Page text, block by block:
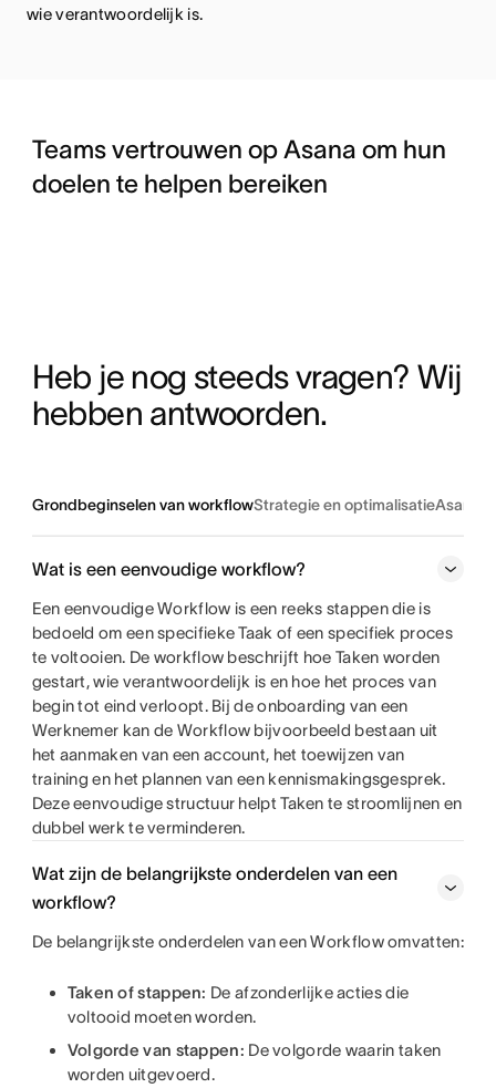
wie verantwoordelijk is.
Teams vertrouwen op Asana om hun
doelen te helpen bereiken
Heb je nog steeds vragen? Wij
hebben antwoorden.
Grondbeginselen van workflowStrategie en optimalisatieAsana-
Wat is een eenvoudige workflow?
Een eenvoudige Workflow is een reeks stappen die is
bedoeld om een specifieke Taak of een specifiek proces
te voltooien. De workflow beschrijft hoe Taken worden
gestart, wie verantwoordelijk is en hoe het proces van
begin tot eind verloopt. Bij de onboarding van een
Werknemer kan de Workflow bijvoorbeeld bestaan uit
het aanmaken van een account, het toewijzen van
training en het plannen van een kennismakingsgesprek.
Deze eenvoudige structuur helpt Taken te stroomlijnen en
dubbel werk te verminderen.
Wat zijn de belangrijkste onderdelen van een
workflow?
De belangrijkste onderdelen van een Workflow omvatten:
Taken of stappen: De afzonderlijke acties die
voltooid moeten worden.
Volgorde van stappen: De volgorde waarin taken
worden uitgevoerd.